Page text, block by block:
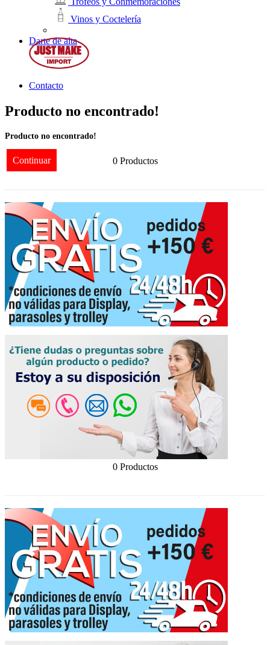
Vinos y Coctelería
Darte de alta
Contacto
Producto no encontrado!
Producto no encontrado!
Continuar 0 Productos
0 Productos